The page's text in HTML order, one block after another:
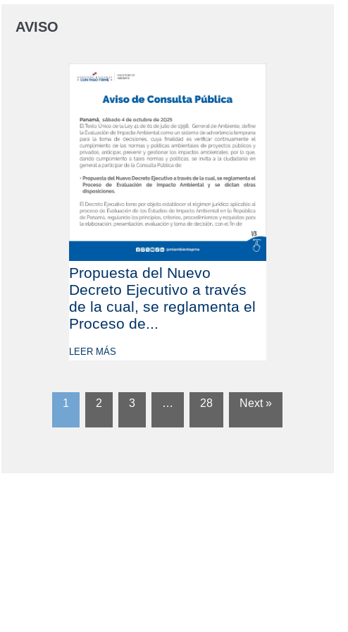
AVISO
Propuesta del Nuevo
Decreto Ejecutivo a través
de la cual, se reglamenta el
Proceso de...
LEER MÁS
1 2 3 … 28 Next »